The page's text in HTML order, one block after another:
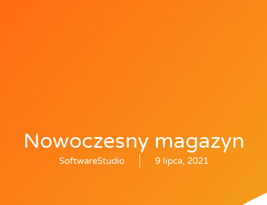
Nowoczesny magazyn
SoftwareStudio 9 lipca, 2021